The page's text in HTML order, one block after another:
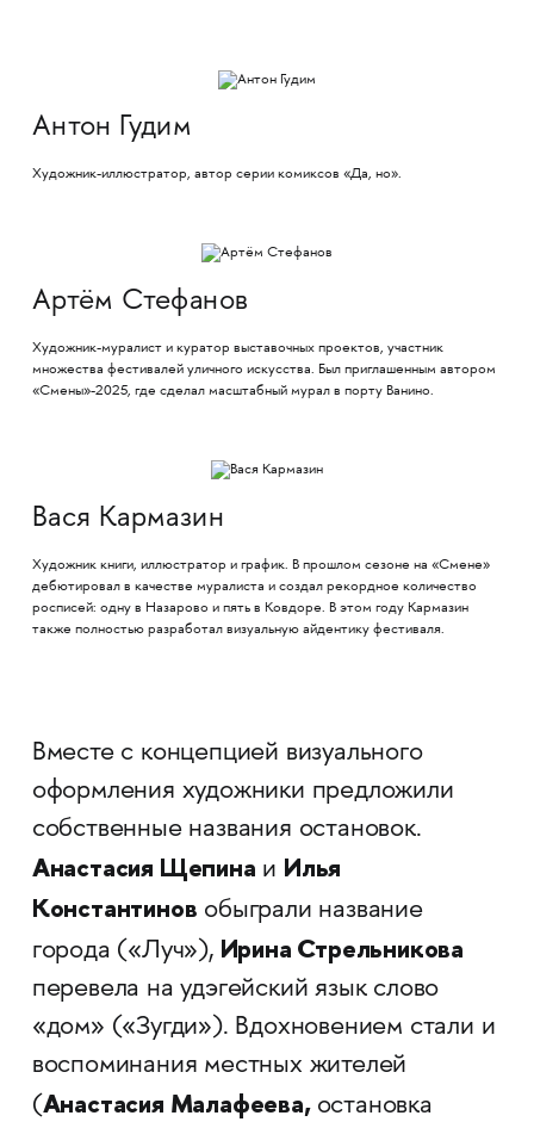
Антон Гудим
Художник-иллюстратор, автор серии комиксов «Да, но».
Артём Стефанов
Художник-муралист и куратор выставочных проектов, участник
множества фестивалей уличного искусства. Был приглашенным автором
«Смены»-2025, где сделал масштабный мурал в порту Ванино.
Вася Кармазин
Художник книги, иллюстратор и график. В прошлом сезоне на «Смене»
дебютировал в качестве муралиста и создал рекордное количество
росписей: одну в Назарово и пять в Ковдоре. В этом году Кармазин
также полностью разработал визуальную айдентику фестиваля.
Вместе с концепцией визуального
оформления художники предложили
собственные названия остановок.
Анастасия Щепина и Илья
Константинов обыграли название
города («Луч»), Ирина Стрельникова
перевела на удэгейский язык слово
«дом» («Зугди»). Вдохновением стали и
воспоминания местных жителей
(Анастасия Малафеева, остановка